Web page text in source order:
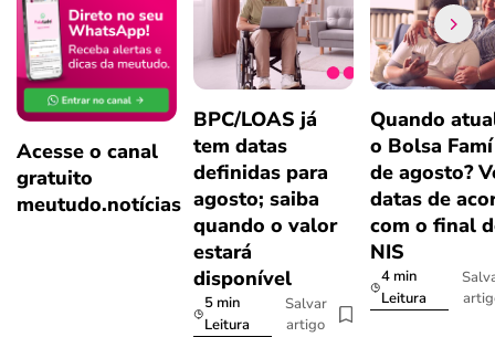
Acesse o canal
gratuito
meutudo.notícias
BPC/LOAS já
tem datas
definidas para
agosto; saiba
quando o valor
estará
disponível
5 min
Leitura
Salvar
artigo
Quando
o Bolsa
de agosto?
datas de
com o final
NIS
4 min
Leitura